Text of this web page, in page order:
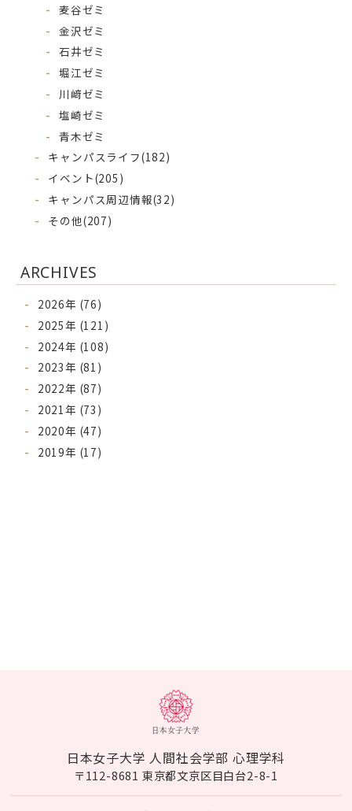
麦谷ゼミ
金沢ゼミ
石井ゼミ
堀江ゼミ
川﨑ゼミ
塩崎ゼミ
青木ゼミ
キャンパスライフ(182)
イベント(205)
キャンパス周辺情報(32)
その他(207)
ARCHIVES
2026年 (76)
2025年 (121)
2024年 (108)
2023年 (81)
2022年 (87)
2021年 (73)
2020年 (47)
2019年 (17)
日本女子大学 人間社会学部 心理学科
〒112-8681 東京都文京区目白台2-8-1